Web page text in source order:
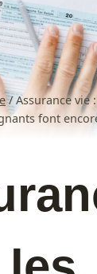
/ Assurance vie
font